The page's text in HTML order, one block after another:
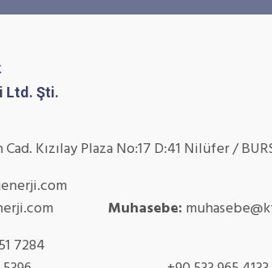
Ltd. Şti.
Kızılay Plaza No:17 D:41 Nilüfer /
Muhasebe:
7284